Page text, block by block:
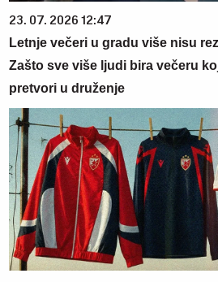
23. 07. 2026 12:47
Letnje večeri u gradu više nisu
Zašto sve više ljudi bira večeru
pretvori u druženje